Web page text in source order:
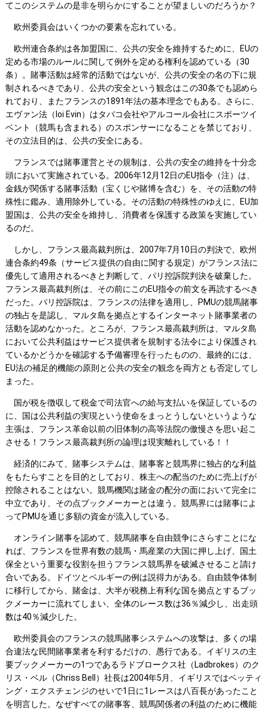
てこのシステムの是非を明らかにすることが望ましいのだろうか？
欧州委員会はいくつかの要素を忘れている。
欧州連合条約は各加盟国に、公共の安全を維持するために、EUの
定める市場のルールに関して例外を定める権利を認めている（30
条）。賭事活動は経常的活動ではないが、公共の安全の名の下に規
制されるべきであり、公共の安全という観念はこの30条でも認めら
れており、またフランスの1891年法の基本理念でもある。さらに、
エヴァン法（loi Evin）はタバコ会社やアルコール会社にスポーツイ
ベント（競馬も含まれる）のスポンサーになることを禁じており、
その立法目的は、公共の安全にある。
フランスでは賭事運営とその規制は、公共の安全の維持を十分念
頭において実施されている。2006年12月12日のEU指令（注）は、
金銭が関係する賭事活動（宝くじや賭博を含む）を、その活動の特
殊性に鑑み、適用除外している。その活動の特殊性のゆえに、EU加
盟国は、公共の安全を維持し、消費者を保護する政策を実施してい
るのだ。
しかし、フランス最高裁判所は、2007年7月10日の判決で、欧州
連合条約49条（サービス提供の自由に関する規定）がフランス法に
優先して適用されるべきと判断して、パリ控訴院判決を破棄した。
フランス最高裁判所は、その前にこのEU指令の前文を再読するべき
だった。パリ控訴院は、フランスの法律を適用し、PMUの競馬賭事
の独占を是認し、マルタ島を拠点とするインターネット賭事業者の
活動を認めなかった。ところが、フランス最高裁判所は、マルタ島
において公共利益はサービス提供者を規制する法令により保護され
ているかどうかを確認する予備審理を行ったものの、最終的には、
EU法の補足的機能の原則と公共の安全の観念を両方とも否定してし
まった。
国が税を徴収して税金で司法官への給与支払いを保証しているの
に、国は公共利益の実現という使命をまっとうしないというような
主張は、フランス革命以前の旧体制の高等法院の傲慢さを思い起こ
させる！フランス最高裁判所の論理は現実離れしている！！
経済的にみて、賭事システムは、賭事客と競馬界に独占的な利益
をもたらすことを目的としており、株主への配当のために売上げが
控除されることはない。競馬機関は賭金の配分の面において完全に
中立であり、その点ブックメーカーとは違う。競馬界には賭事によ
ってPMUを通じ多額の資金が流入している。
オンライン賭事を認めて、競馬賭事を自由競争にさらすことにな
れば、フランスを世界有数の競馬・馬産業の大国に押し上げ、国土
保全という重要な役割を担うフランス競馬界を破滅させること請け
合いである。ドイツとベルギーの例は説得力がある。自由競争体制
に移行してから、賭金は、大半が税務上有利な国を拠点とするブッ
クメーカーに流れてしまい、全体のレース数は36％減少し、出走頭
数は40％減少した。
欧州委員会のフランスの競馬賭事システムへの攻撃は、多くの場
合違法な民間賭事業者を利するだけの、愚行である。イギリスの主
要ブックメーカーの1つであるラドブロークス社（Ladbrokes）のク
リス・ベル（Chriss Bell）社長は2004年5月、イギリスではベッティ
ング・エクスチェンジのせいで1日に1レースは八百長があったこと
を明言した。なぜすべての賭事客、競馬関係者の利益のために機能